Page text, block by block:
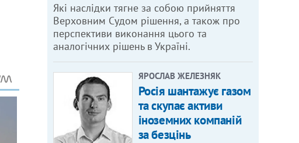
Які наслідки тягне за собою прийняття
Верховним Судом рішення, а також про
перспективи виконання цього та
аналогічних рішень в Україні.
ЯРОСЛАВ ЖЕЛЕЗНЯК
Росія шантажує газом
та скупає активи
іноземних компаній
за безцінь